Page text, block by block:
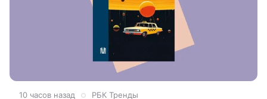
10 часов назад РБК Тренды